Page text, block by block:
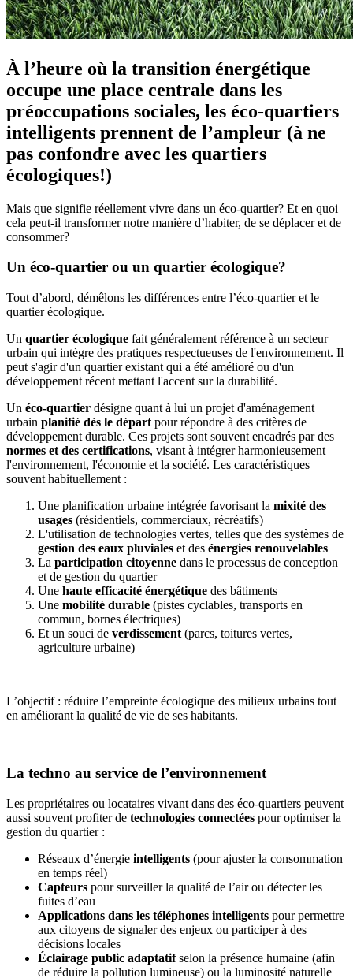
À l’heure où la transition énergétique
occupe une place centrale dans les
préoccupations sociales, les éco-quartiers
intelligents prennent de l’ampleur (à ne
pas confondre avec les quartiers
écologiques!)
Mais que signifie réellement vivre dans un éco-quartier? Et en quoi
cela peut-il transformer notre manière d’habiter, de se déplacer et de
consommer?
Un éco-quartier ou un quartier écologique?
Tout d’abord, démêlons les différences entre l’éco-quartier et le
quartier écologique.
Un quartier écologique fait généralement référence à un secteur
urbain qui intègre des pratiques respectueuses de l'environnement. Il
peut s'agir d'un quartier existant qui a été amélioré ou d'un
développement récent mettant l'accent sur la durabilité.
Un éco-quartier désigne quant à lui un projet d'aménagement
urbain planifié dès le départ pour répondre à des critères de
développement durable. Ces projets sont souvent encadrés par des
normes et des certifications, visant à intégrer harmonieusement
l'environnement, l'économie et la société. Les caractéristiques
souvent habituellement :
Une planification urbaine intégrée favorisant la mixité des
usages (résidentiels, commerciaux, récréatifs)
L'utilisation de technologies vertes, telles que des systèmes de
gestion des eaux pluviales et des énergies renouvelables
La participation citoyenne dans le processus de conception
et de gestion du quartier
Une haute efficacité énergétique des bâtiments
Une mobilité durable (pistes cyclables, transports en
commun, bornes électriques)
Et un souci de verdissement (parcs, toitures vertes,
agriculture urbaine)
L’objectif : réduire l’empreinte écologique des milieux urbains tout
en améliorant la qualité de vie de ses habitants.
La techno au service de l’environnement
Les propriétaires ou locataires vivant dans des éco-quartiers peuvent
aussi souvent profiter de technologies connectées pour optimiser la
gestion du quartier :
Réseaux d’énergie intelligents (pour ajuster la consommation
en temps réel)
Capteurs pour surveiller la qualité de l’air ou détecter les
fuites d’eau
Applications dans les téléphones intelligents pour permettre
aux citoyens de signaler des enjeux ou participer à des
décisions locales
Éclairage public adaptatifselon la présence humaine (afin
de réduire la pollution lumineuse) ou la luminosité naturelle